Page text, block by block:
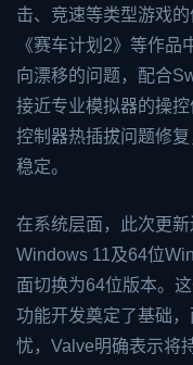
击、竞速等类型游戏
《赛车计划2》等作
向漂移的问题，配合
接近专业模拟器的操
控制器热插拔问题修
稳定。
在系统层面，此次更
Windows 11及64位
面切换为64位版本。
功能开发奠定了基础
忧，Valve明确表示将